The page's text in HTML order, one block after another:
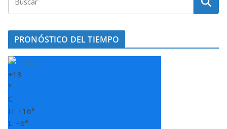
PRONÓSTICO DEL TIEMPO
+13
°
C
H: +16°
L: +6°